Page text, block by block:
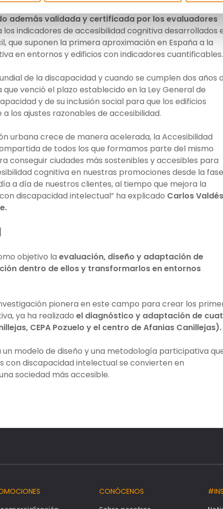
además validada y certificada por los evaluadores
indicadores de accesibilidad cognitiva desarrollados
que suponen la primera aproximación en España a la
en entornos y edificios con indicadores cuantificables.
de la discapacidad y cuando se cumplen dos años
que venció el plazo establecido en la Ley Generalde
y de su inclusión social para que los edificios
los ajustes razonables de accesibilidad.
urbana crece de manera acelerada, la Accesibilidad
de todos los que formamos parte del mismo
conseguir ciudades más sostenibles y accesibles para
cognitiva en nuestras promociones desde la
a día de nuestros clientes, al tiempo que mejora la
discapacidad intelectual” ha explicado Carlos Valdés
objetivo la evaluación, diseño y adaptación de
dentro de ellos y transformarlos en entornos
pionera en este campo para crear los
ya ha realizado el diagnóstico y adaptación de
CEPA Pozuelo y el centro de Afanias Canillejas).
modelo de diseño y una metodología participativa
con discapacidad intelectual se convierten en
sociedad más accesible.
CONÓCENOS